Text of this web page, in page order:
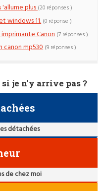
'allume plus(20 réponses )
windows 11. (0 réponse )
Canon (7 réponses )
canon mp530 (9 réponses )
si je n'y arrive pas ?
détachées
de chez moi